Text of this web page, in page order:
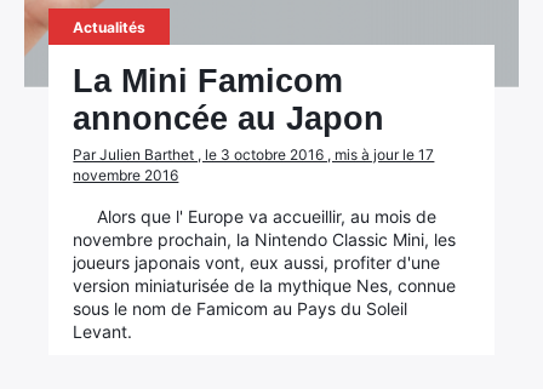
Actualités
La Mini Famicom
annoncée au Japon
Par Julien Barthet , le 3 octobre 2016 , mis à jour le 17
novembre 2016
Alors que l' Europe va accueillir, au mois de
novembre prochain, la Nintendo Classic Mini, les
joueurs japonais vont, eux aussi, profiter d'une
version miniaturisée de la mythique Nes, connue
sous le nom de Famicom au Pays du Soleil
Levant.